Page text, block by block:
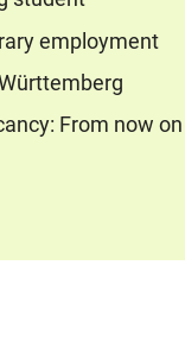
employment
From now on